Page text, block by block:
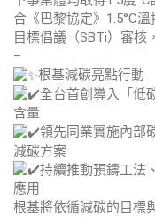
合《巴黎協定》1.5°C
目標倡議（SBTi）審核
–
根基減碳亮點行動
全台首創導入「低
含量
領先同業實施內部
減碳方案
持續推動預鑄工法
應用
根基將依循減碳的目標